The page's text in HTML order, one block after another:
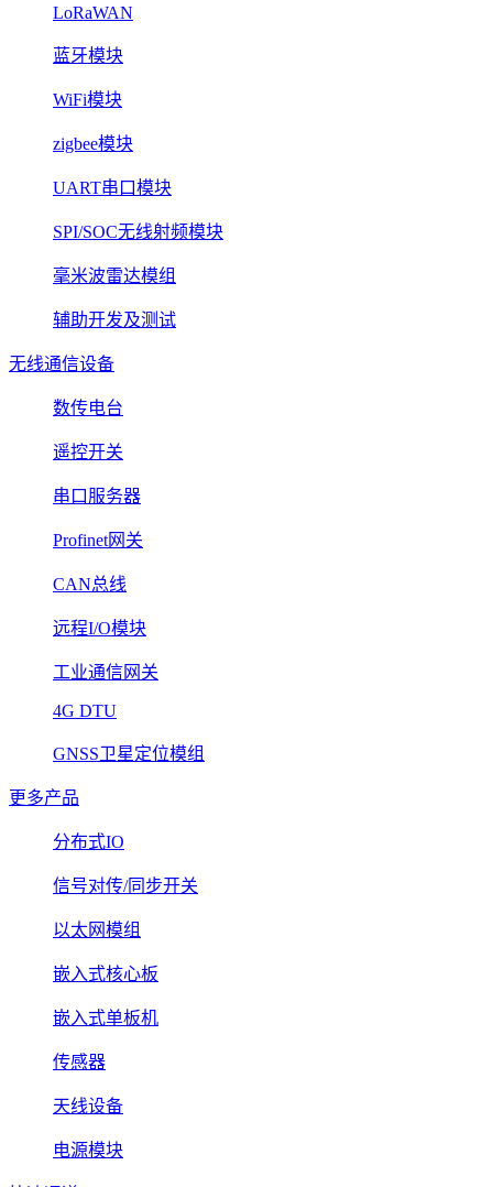
LoRaWAN
蓝牙模块
WiFi模块
zigbee模块
UART串口模块
SPI/SOC无线射频模块
毫米波雷达模组
辅助开发及测试
无线通信设备
数传电台
遥控开关
串口服务器
Profinet网关
CAN总线
远程I/O模块
工业通信网关
4G DTU
GNSS卫星定位模组
更多产品
分布式IO
信号对传/同步开关
以太网模组
嵌入式核心板
嵌入式单板机
传感器
天线设备
电源模块